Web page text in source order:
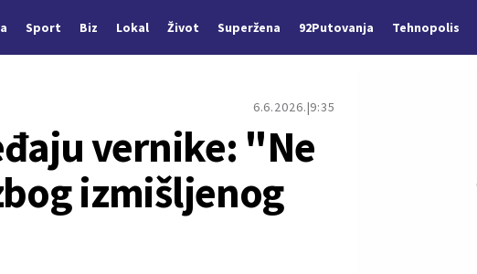
Sport Biz Lokal Život Superžena 92Putovanja Tehnopolis
6.6.2026. 9:35
vernike: "Ne
izmišljenog